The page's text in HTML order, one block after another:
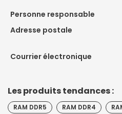
Personne responsable
Adresse postale
Courrier électronique
Les produits tendances :
RAM DDR5 RAM DDR4